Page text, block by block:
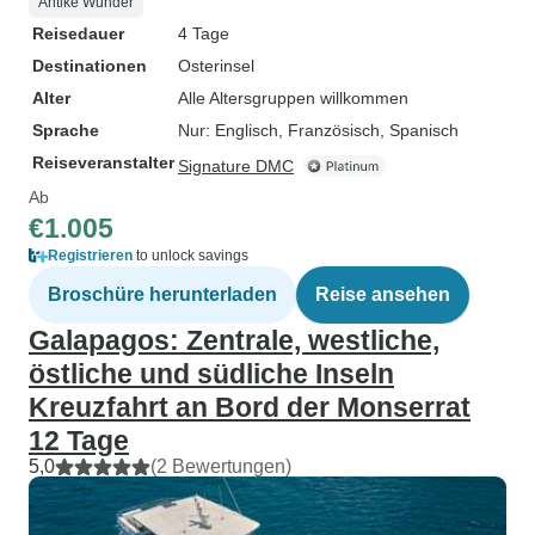
Reisedauer
4 Tage
Destinationen
Osterinsel
Alter
Alle Altersgruppen willkommen
Sprache
Nur: Englisch, Französisch, Spanisch
ReiseveranstalterSignature DMC
Ab
€1.005
Registrieren to unlock savings
Broschüre herunterladen Reise ansehen
Galapagos: Zentrale, westliche,
östliche und südliche Inseln
Kreuzfahrt an Bord der Monserrat
12 Tage
5,0 (2 Bewertungen)